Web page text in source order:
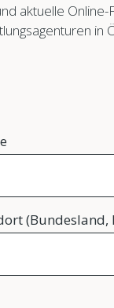
aktuelle
in
(Bundesland,